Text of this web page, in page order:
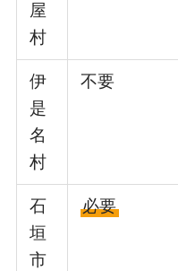
屋
村
伊
是
名
村
不要
石
垣
市
必要